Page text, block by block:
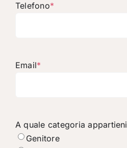
Telefono*
Email*
A quale categoria appartieni
Genitore